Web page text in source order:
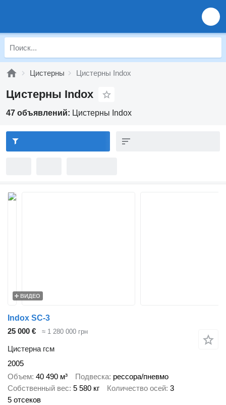
Цистерны Цистерны Indox
Цистерны Indox
47 объявлений: Цистерны Indox
ВИДЕО
Indox SC-3
25 000 €
≈ 1 280 000 грн
Цистерна гсм
2005
Объем 40 490 м³ Подвеска рессора/пневмо
Собственный вес 5 580 кг Количество осей 3
5 отсеков